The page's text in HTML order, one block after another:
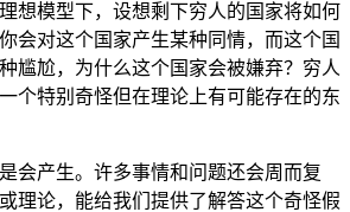
想模型下，设想剩下穷人的国家将如何
会对这个国家产生某种同情，而这个国
尴尬，为什么这个国家会被嫌弃？穷人
个特别奇怪但在理论上有可能存在的东
会产生。许多事情和问题还会周而复
理论，能给我们提供了解答这个奇怪假